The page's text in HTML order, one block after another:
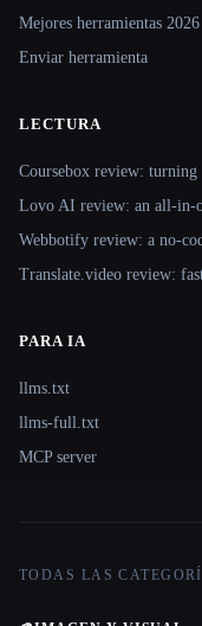
Mejores herramientas 2026
Enviar herramienta
LECTURA
Coursebox review:
Lovo AI review: an all-in-
Webbotify review: a no-
Translate.video review:
PARA IA
llms.txt
llms-full.txt
MCP server
TODAS LAS